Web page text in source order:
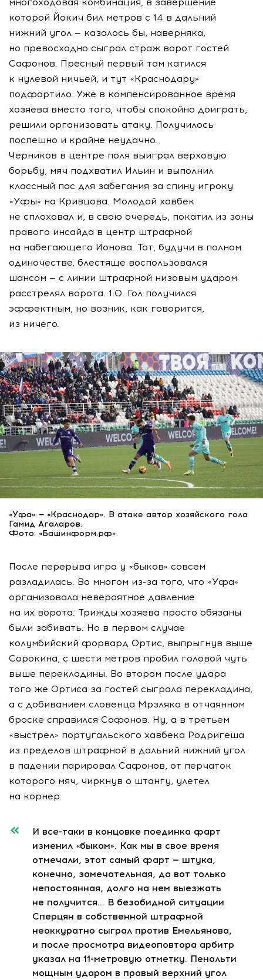
которой Йокич бил метров с 14 в дальний
нижний угол — казалось бы, наверняка,
но превосходно сыграл страж ворот гостей
Сафонов. Пресный первый там катился
к нулевой ничьей, и тут «Краснодару»
подфартило. Уже в компенсированное время
хозяева вместо того, чтобы спокойно доиграть,
решили организовать атаку. Получилось
поспешно и крайне неудачно.
Черников в центре поля выиграл верховую
борьбу, мяч подхватил Ильин и выполнил
классный пас для забегания за спину игроку
«Уфы» на Кривцова. Молодой хавбек
не сплоховал и, в свою очередь, покатил из зоны
правого инсайда в центр штрафной
на набегающего Ионова. Тот, будучи в полном
одиночестве, блестяще воспользовался
шансом — с линии штрафной низовым ударом
расстрелял ворота. 1:0. Гол получился
эффектным, но возник, как говорится,
из ничего.
«Уфа» — «Краснодар». В атаке автор хозяйского гола
Гамид Агаларов.
Фото: «Башинформ.рф».
После перерыва игра у «быков» совсем
разладилась. Во многом из-за того, что «Уфа»
организовала невероятное давление
на их ворота. Трижды хозяева просто обязаны
были забивать. Но в первом случае
колумбийский форвард Ортис, выпрыгнув выше
Сорокина, с шести метров пробил головой чуть
выше перекладины. Во втором после удара
того же Ортиса за гостей сыграла перекладина,
а с добиванием словенца Мрзляка в отчаянном
броске справился Сафонов. Ну, а в третьем
«выстрел» португальского хавбека Родригеша
из пределов штрафной в дальний нижний угол
в падении парировал Сафонов, от перчаток
которого мяч, чиркнув о штангу, улетел
на корнер.
И все-таки в концовке поединка фарт
изменил «быкам». Как мы в свое время
отмечали, этот самый фарт — штука,
конечно, замечательная, да вот только
непостоянная, долго на нем выезжать
не получится… В безобидной ситуации
Сперцян в собственной штрафной
неаккуратно сыграл против Емельянова,
и после просмотра видеоповтора арбитр
указал на 11-метровую отметку. Пенальти
мощным ударом в правый верхний угол